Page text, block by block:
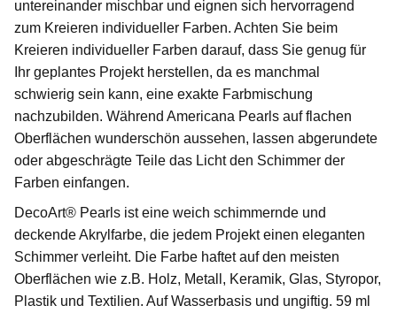
untereinander mischbar und eignen sich hervorragend
zum Kreieren individueller Farben. Achten Sie beim
Kreieren individueller Farben darauf, dass Sie genug für
Ihr geplantes Projekt herstellen, da es manchmal
schwierig sein kann, eine exakte Farbmischung
nachzubilden. Während Americana Pearls auf flachen
Oberflächen wunderschön aussehen, lassen abgerundete
oder abgeschrägte Teile das Licht den Schimmer der
Farben einfangen.
DecoArt® Pearls ist eine weich schimmernde und
deckende Akrylfarbe, die jedem Projekt einen eleganten
Schimmer verleiht. Die Farbe haftet auf den meisten
Oberflächen wie z.B. Holz, Metall, Keramik, Glas, Styropor,
Plastik und Textilien. Auf Wasserbasis und ungiftig. 59 ml